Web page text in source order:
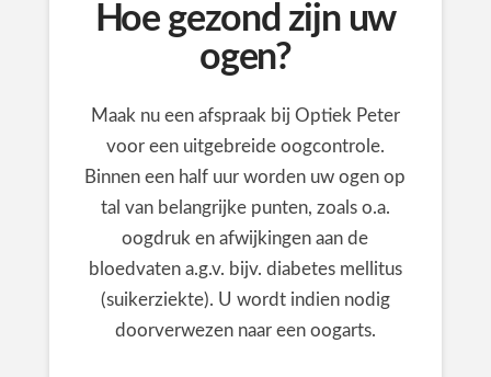
Hoe gezond zijn uw
ogen?
Maak nu een afspraak bij Optiek Peter
voor een uitgebreide oogcontrole.
Binnen een half uur worden uw ogen op
tal van belangrijke punten, zoals o.a.
oogdruk en afwijkingen aan de
bloedvaten a.g.v. bijv. diabetes mellitus
(suikerziekte). U wordt indien nodig
doorverwezen naar een oogarts.